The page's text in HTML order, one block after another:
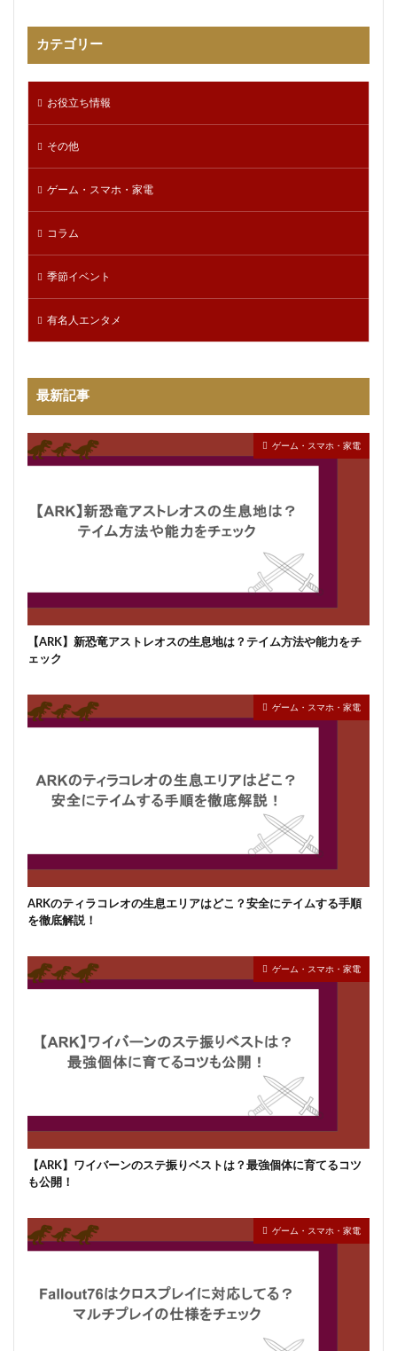
カテゴリー
お役立ち情報
その他
ゲーム・スマホ・家電
コラム
季節イベント
有名人エンタメ
最新記事
ゲーム・スマホ・家電
【ARK】新恐竜アストレオスの生息地は？テイム方法や能力をチ
ェック
ゲーム・スマホ・家電
ARKのティラコレオの生息エリアはどこ？安全にテイムする手順
を徹底解説！
ゲーム・スマホ・家電
【ARK】ワイバーンのステ振りベストは？最強個体に育てるコツ
も公開！
ゲーム・スマホ・家電